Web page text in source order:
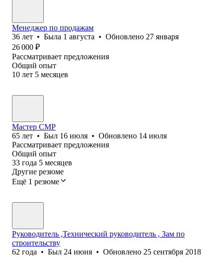
Менеджер по продажам
36 лет • Была 1 августа • Обновлено 27 января
26 000 ₽
Рассматривает предложения
Общий опыт
10 лет 5 месяцев
Мастер СМР
65 лет • Был 16 июля • Обновлено 14 июля
Рассматривает предложения
Общий опыт
33 года 5 месяцев
Другие резюме
Ещё 1 резюме
Руководитель ,Технический руководитель , Зам по
строительству
62 года • Был 24 июня • Обновлено 25 сентября 2018